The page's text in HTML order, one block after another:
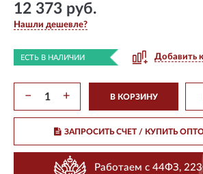
12 373 руб.
Нашли дешевле?
ЕСТЬ В НАЛИЧИИ Добавить
− + В КОРЗИНУ
ЗАПРОСИТЬ СЧЕТ / КУПИТЬ
Работаем с 44ФЗ,